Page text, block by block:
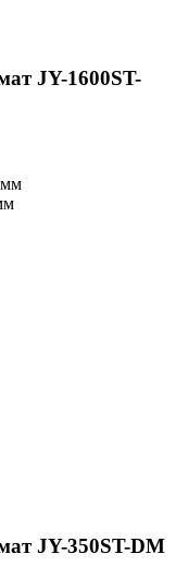
JY-1600ST-
JY-350ST-DM